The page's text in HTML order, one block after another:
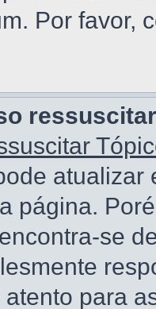
Por favor,
página.
se
para